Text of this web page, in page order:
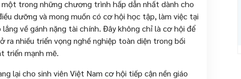
trong những chương trình hấp dẫn nhất dành cho
dưỡng và mong muốn có cơ hội học tập, làm việc tại
về gánh nặng tài chính. Đây không chỉ là cơ hội để
ra nhiều triển vọng nghề nghiệp toàn diện trong bối
triển mạnh mẽ.
lại cho sinh viên Việt Nam cơ hội tiếp cận nền giáo